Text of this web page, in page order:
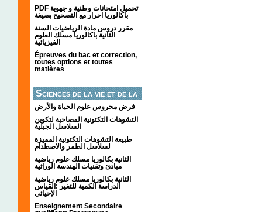
PDF تحميل امتحانات وطنية و جهوية
باكالوريا احرار مع التصحيح بصيغة
مقرر دروس مادة الرياضيات السنة
الثانية باكالوريا مسلك العلوم
الفيزيائية
Épreuves du bac et correction,
toutes options et toutes
matières
Sciences de la vie et de la
terre
فرض محروس علوم الحياة والأرض
التشوهات التكتونیة المصاحبة لتكوین
السلاسل الجبلیة
طبيعة التشوهات التكتونية المميزة
لسلاسل الطمر والاصطدام
الثانية بكالوريا مسلك علوم رياضية
مبادئ وتقنيات الهندسة الوراثية
الثانية بكالوريا مسلك علوم رياضية
الدراسة الكمية للتغير :القياس
الإحيائي
Enseignement Secondaire